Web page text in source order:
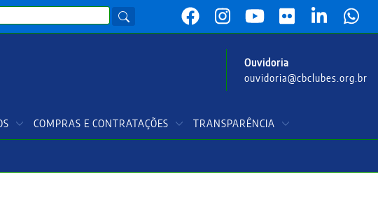
Ouvidoria
ouvidoria@cbclubes.org.br
COMPRAS E CONTRATAÇÕES TRANSPARÊNCIA